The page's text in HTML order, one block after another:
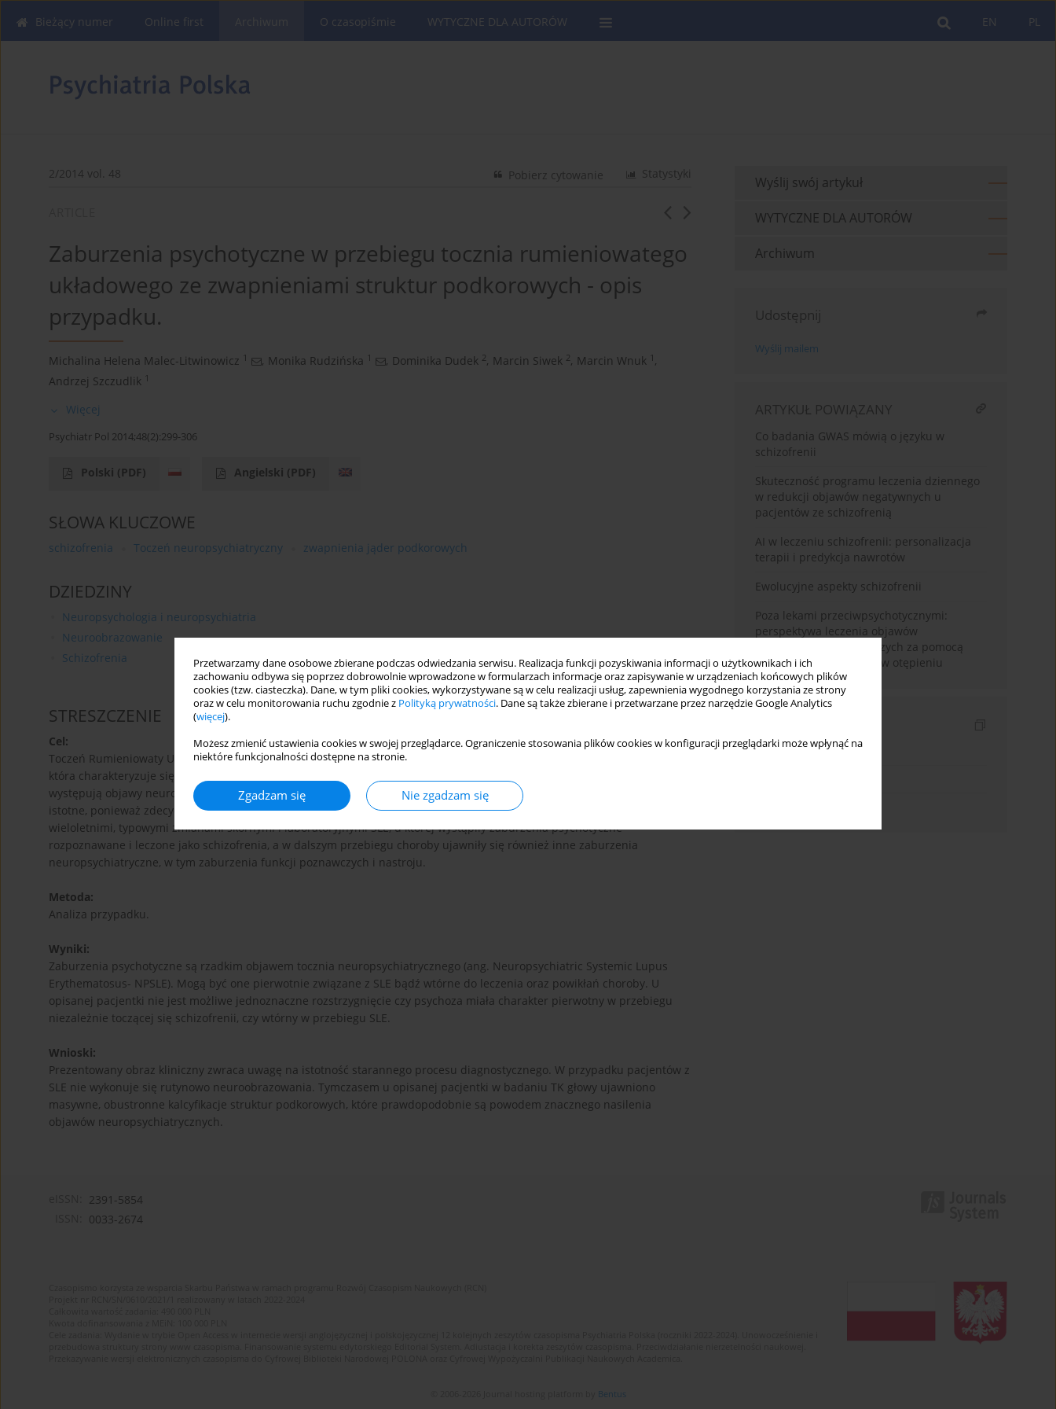
Przetwarzamy dane osobowe zbierane podczas odwiedzania serwisu. Realizacja funkcji pozyskiwania informacji o użytkownikach i ich
zachowaniu odbywa się poprzez dobrowolnie wprowadzone w formularzach informacje oraz zapisywanie w urządzeniach końcowych plików
cookies (tzw. ciasteczka). Dane, w tym pliki cookies, wykorzystywane są w celu realizacji usług, zapewnienia wygodnego korzystania ze strony
oraz w celu monitorowania ruchu zgodnie z Polityką prywatności. Dane są także zbierane i przetwarzane przez narzędzie Google Analytics
(więcej).
Możesz zmienić ustawienia cookies w swojej przeglądarce. Ograniczenie stosowania plików cookies w konfiguracji przeglądarki może wpłynąć na
niektóre funkcjonalności dostępne na stronie.
Zgadzam się Nie zgadzam się
PL
EN
Bieżący numer Online first O czasopiśmie WYTYCZNE DLA AUTORÓW
2/2014 vol. 48 Statystyki
Pobierz cytowanie
Zaburzenia psychotyczne w przebiegu tocznia rumieniowatego
układowego ze zwapnieniami struktur podkorowych - opis
przypadku.
Michalina Helena Malec-Litwinowicz 1 , Monika Rudzińska 1 , Dominika Dudek 2, Marcin Siwek 2, Marcin Wnuk 1 ,
Andrzej Szczudlik 1
Więcej
Psychiatr Pol 2014;48(2):299-306
Polski (PDF) Angielski (PDF)
SŁOWA KLUCZOWE
schizofrenia Toczeń neuropsychiatryczny zwapnienia jąder podkorowych
DZIEDZINY
Neuropsychologia i neuropsychiatria
Neuroobrazowanie
Schizofrenia
STRESZCZENIE
Cel:
Toczeń Rumieniowaty Układowy (Systemic Lupus Erythematosus- SLE) jest autoimmunologiczną chorobą tkanki łącznej,
która charakteryzuje się obrazem klinicznym obejmującym objawy uszkodzenia wielu układów lub narządów. Nierzadko
występują objawy neuropsychiatryczne. Zaburzenia psychotyczne występuje najrzadziej. Objawy neuropsychiatryczne są
istotne, ponieważ zdecydowanie pogarszają rokowanie w chorobie.Celem tej pracy jest przedstawienie pacjentki z
wieloletnimi, typowymi zmianami skórnymi i laboratoryjnymi SLE, u której wystąpiły zaburzenia psychotyczne
rozpoznawane i leczone jako schizofrenia, a w dalszym przebiegu choroby ujawniły się również inne zaburzenia
neuropsychiatryczne, w tym zaburzenia funkcji poznawczych i nastroju.
Metoda:
Analiza przypadku.
Wyniki:
Zaburzenia psychotyczne są rzadkim objawem tocznia neuropsychiatrycznego (ang. Neuropsychiatric Systemic Lupus
Erythematosus- NPSLE). Mogą być one pierwotnie związane z SLE bądź wtórne do leczenia oraz powikłań choroby. U
opisanej pacjentki nie jest możliwe jednoznaczne rozstrzygnięcie czy psychoza miała charakter pierwotny w przebiegu
niezależnie toczącej się schizofrenii, czy wtórny w przebiegu SLE.
Wnioski:
Prezentowany obraz kliniczny zwraca uwagę na istotność starannego procesu diagnostycznego. W przypadku pacjentów z
SLE nie wykonuje się rutynowo neuroobrazowania. Tymczasem u opisanej pacjentki w badaniu TK głowy ujawniono
masywne, obustronne kalcyfikacje struktur podkorowych, które prawdopodobnie są powodem znacznego nasilenia
objawów neuropsychiatrycznych.
Wyślij swój artykuł
WYTYCZNE DLA AUTORÓW
Archiwum
Udostępnij
Wyślij mailem
ARTYKUŁ POWIĄZANY
Co badania GWAS mówią o języku w
schizofrenii
Skuteczność programu leczenia dziennego
w redukcji objawów negatywnych u
pacjentów ze schizofrenią
AI w leczeniu schizofrenii: personalizacja
terapii i predykcja nawrotów
Ewolucyjne aspekty schizofrenii
Poza lekami przeciwpsychotycznymi:
perspektywa leczenia objawów
negatywnych i poznawczych za pomocą
kombinacji leków przeciw otępieniu
Indeks słów kluczowych
2391-5854
0033-2674
Bentus